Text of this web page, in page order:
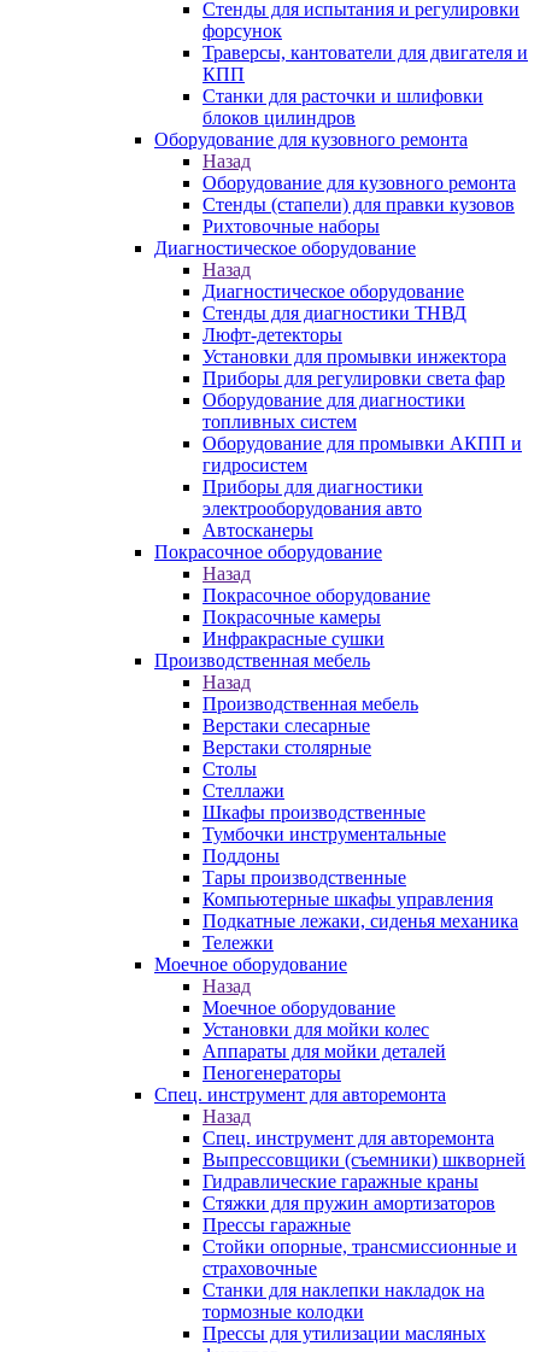
Стенды для испытания и регулировки
форсунок
Траверсы, кантователи для двигателя и
КПП
Станки для расточки и шлифовки
блоков цилиндров
Оборудование для кузовного ремонта
Назад
Оборудование для кузовного ремонта
Стенды (стапели) для правки кузовов
Рихтовочные наборы
Диагностическое оборудование
Назад
Диагностическое оборудование
Стенды для диагностики ТНВД
Люфт-детекторы
Установки для промывки инжектора
Приборы для регулировки света фар
Оборудование для диагностики
топливных систем
Оборудование для промывки АКПП и
гидросистем
Приборы для диагностики
электрооборудования авто
Автосканеры
Покрасочное оборудование
Назад
Покрасочное оборудование
Покрасочные камеры
Инфракрасные сушки
Производственная мебель
Назад
Производственная мебель
Верстаки слесарные
Верстаки столярные
Столы
Стеллажи
Шкафы производственные
Тумбочки инструментальные
Поддоны
Тары производственные
Компьютерные шкафы управления
Подкатные лежаки, сиденья механика
Тележки
Моечное оборудование
Назад
Моечное оборудование
Установки для мойки колес
Аппараты для мойки деталей
Пеногенераторы
Спец. инструмент для авторемонта
Назад
Спец. инструмент для авторемонта
Выпрессовщики (съемники) шкворней
Гидравлические гаражные краны
Стяжки для пружин амортизаторов
Прессы гаражные
Стойки опорные, трансмиссионные и
страховочные
Станки для наклепки накладок на
тормозные колодки
Прессы для утилизации масляных